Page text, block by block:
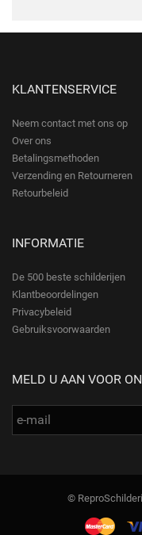
KLANTENSERVICE
Neem contact met ons op
Over ons
Betalingsmethoden
Verzending en Retourneren
Retourbeleid
INFORMATIE
De 500 beste schilderijen
Klantbeoordelingen
Privacybeleid
Gebruiksvoorwaarden
MELD U AAN VOOR
©